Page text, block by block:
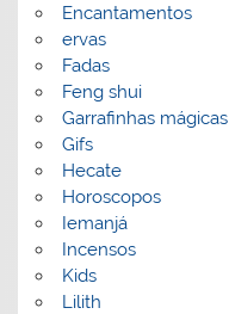
Encantamentos
ervas
Fadas
Feng shui
Garrafinhas mágicas
Gifs
Hecate
Horoscopos
Iemanjá
Incensos
Kids
Lilith